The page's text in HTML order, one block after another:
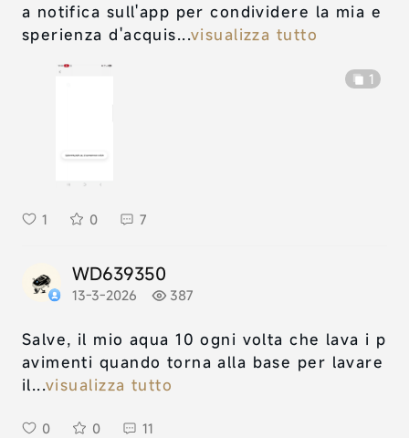
a notifica sull'app per condividere la mia e
sperienza d'acquis...visualizza tutto
1
1 0 7
WD639350
13-3-2026 387
Salve, il mio aqua 10 ogni volta che lava i p
avimenti quando torna alla base per lavare
il...visualizza tutto
0 0 11